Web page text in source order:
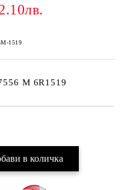
1519
M 6R1519